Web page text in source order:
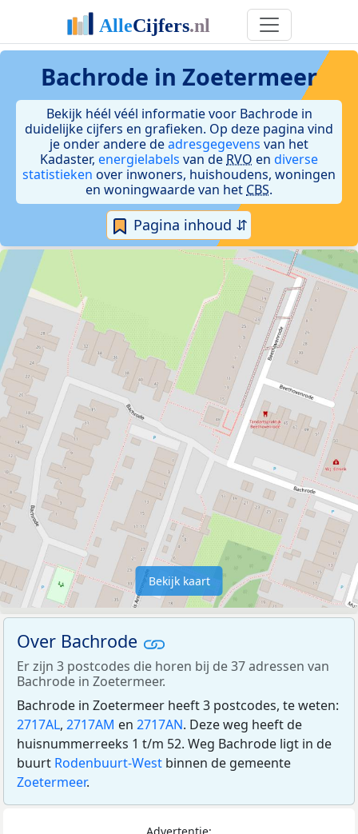
Bachrode in Zoetermeer
Bekijk héél véél informatie voor Bachrode in
duidelijke cijfers en grafieken. Op deze pagina vind
je onder andere deadresgegevens van het
Kadaster, energielabels van de RVO en diverse
statistieken over inwoners, huishoudens, woningen
en woningwaarde van het CBS.
Pagina inhoud ⇵
Bekijk kaart
Over Bachrode
Er zijn 3 postcodes die horen bij de 37 adressen van
Bachrode in Zoetermeer.
Bachrode in Zoetermeer heeft 3 postcodes, te weten:
2717AL, 2717AM en 2717AN. Deze weg heeft de
huisnummerreeks 1 t/m 52. Weg Bachrode ligt in de
buurt Rodenbuurt-West binnen de gemeente
Zoetermeer.
Advertentie: